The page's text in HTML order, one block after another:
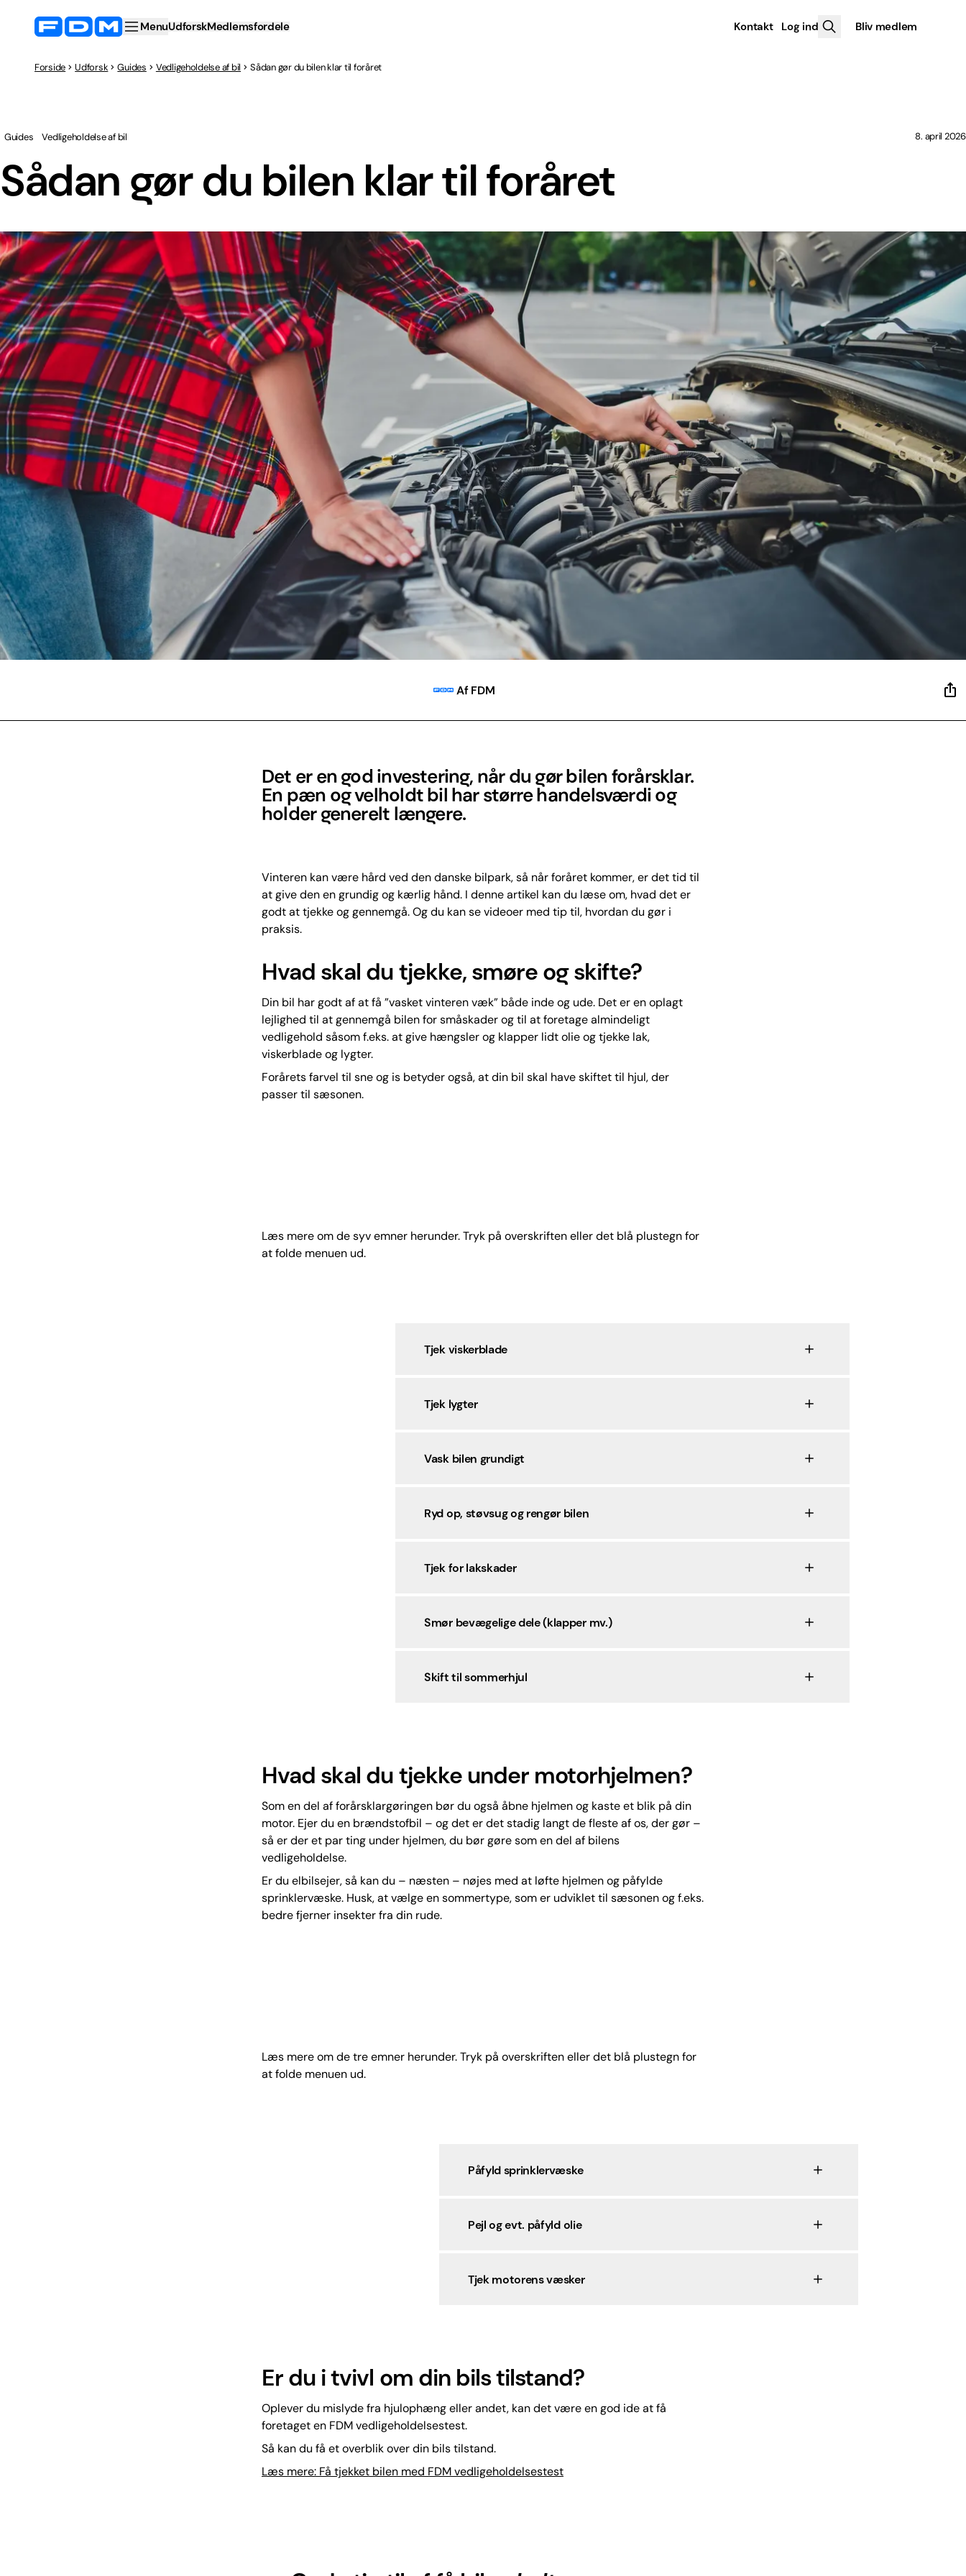
MenuUdforskMedlemsfordele Kontakt Log ind Bliv medlem
Forside Udforsk Guides Vedligeholdelse af bil Sådan gør du bilen klar til foråret
Sådan gør du bilen klar til foråret
Guides Vedligeholdelse af bil 8. april 2026
Af FDM
Det er en god investering, når du gør bilen forårsklar.
En pæn og velholdt bil har større handelsværdi og
holder generelt længere.
Vinteren kan være hård ved den danske bilpark, så når foråret kommer, er det tid til
at give den en grundig og kærlig hånd. I denne artikel kan du læse om, hvad det er
godt at tjekke og gennemgå. Og du kan se videoer med tip til, hvordan du gør i
praksis.
Hvad skal du tjekke, smøre og skifte?
Din bil har godt af at få ”vasket vinteren væk” både inde og ude. Det er en oplagt
lejlighed til at gennemgå bilen for småskader og til at foretage almindeligt
vedligehold såsom f.eks. at give hængsler og klapper lidt olie og tjekke lak,
viskerblade og lygter.
Forårets farvel til sne og is betyder også, at din bil skal have skiftet til hjul, der
passer til sæsonen.
Læs mere om de syv emner herunder. Tryk på overskriften eller det blå plustegn for
at folde menuen ud.
Tjek viskerblade
Tjek lygter
Vask bilen grundigt
Ryd op, støvsug og rengør bilen
Tjek for lakskader
Smør bevægelige dele (klapper mv.)
Skift til sommerhjul
Hvad skal du tjekke under motorhjelmen?
Som en del af forårsklargøringen bør du også åbne hjelmen og kaste et blik på din
motor. Ejer du en brændstofbil – og det er det stadig langt de fleste af os, der gør –
så er der et par ting under hjelmen, du bør gøre som en del af bilens
vedligeholdelse.
Er du elbilsejer, så kan du – næsten – nøjes med at løfte hjelmen og påfylde
sprinklervæske. Husk, at vælge en sommertype, som er udviklet til sæsonen og f.eks.
bedre fjerner insekter fra din rude.
Læs mere om de tre emner herunder. Tryk på overskriften eller det blå plustegn for
at folde menuen ud.
Påfyld sprinklervæske
Pejl og evt. påfyld olie
Tjek motorens væsker
Er du i tvivl om din bils tilstand?
Oplever du mislyde fra hjulophæng eller andet, kan det være en god ide at få
foretaget en FDM vedligeholdelsestest.
Så kan du få et overblik over din bils tilstand.
Læs mere: Få tjekket bilen med FDM vedligeholdelsestest